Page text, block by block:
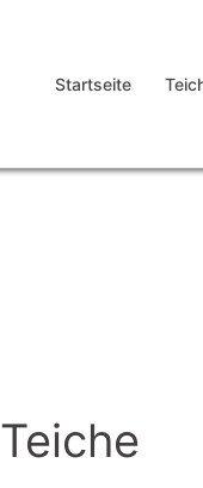
Startseite
Teiche